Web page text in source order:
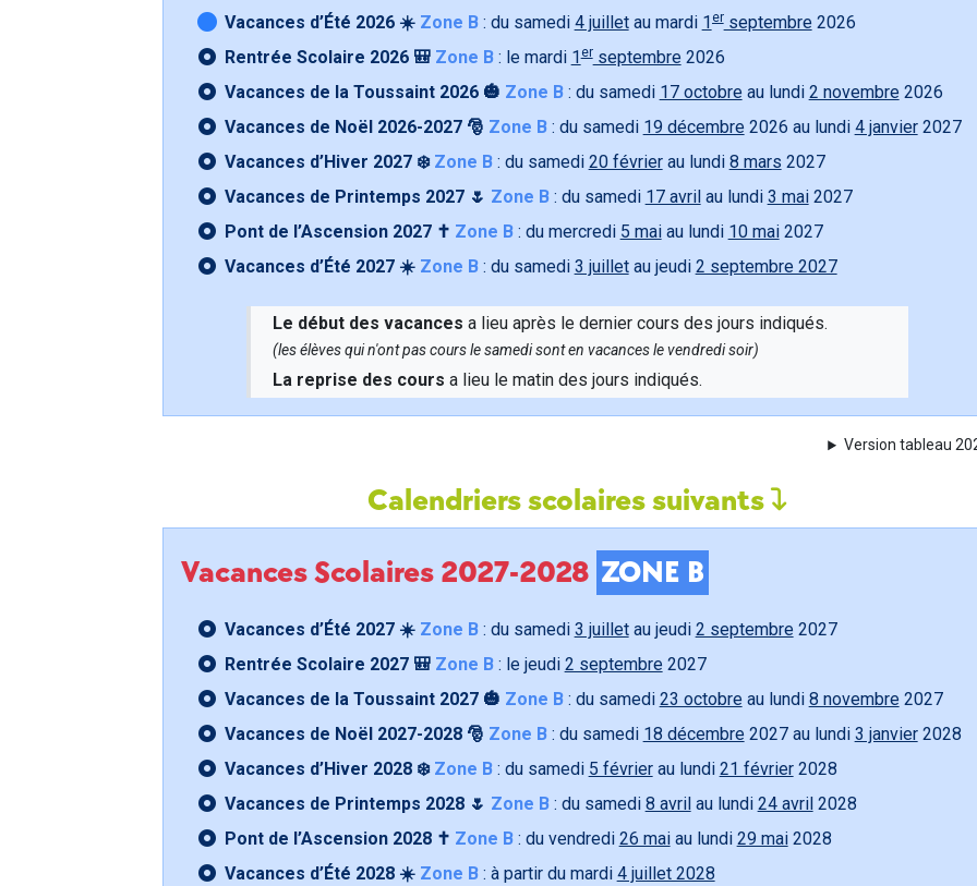
Vacances d’Été 2026 ☀️ Zone B: du samedi 4 juilletau mardi 1 erseptembre 2026
Rentrée Scolaire 2026 🎒 Zone B: le mardi 1erseptembre 2026
Vacances de la Toussaint 2026 🎃 Zone B: du samedi 17 octobre au lundi 2 novembre 2026
Vacances de Noël 2026-2027 🎅 Zone B: du samedi 19 décembre 2026 au lundi 4 janvier2027
Vacances d’Hiver 2027 ❄️ Zone B: du samedi 20 févrierau lundi 8 mars 2027
Vacances de Printemps 2027 🌷 Zone B: du samedi 17 avril au lundi 3 mai2027
Pont de l’Ascension 2027 ✝️ Zone B: du mercredi 5 maiau lundi 10 mai2027
Vacances d’Été 2027 ☀️ Zone B: du samedi 3 juilletau jeudi 2 septembre 2027
Le début des vacances a lieu après le dernier cours des jours indiqués.
(les élèves qui n'ont pas cours le samedi sont en vacances le vendredi soir)
La reprise des cours a lieu le matin des jours indiqués.
Version tableau
Calendriers scolaires suivants
Vacances Scolaires 2027-2028 ZONE B
Vacances d’Été 2027 ☀️ Zone B: du samedi 3 juilletau jeudi 2 septembre 2027
Rentrée Scolaire 2027 🎒 Zone B: le jeudi 2 septembre 2027
Vacances de la Toussaint 2027 🎃 Zone B: du samedi 23 octobre au lundi 8 novembre 2027
Vacances de Noël 2027-2028 🎅 Zone B: du samedi 18 décembre 2027 au lundi 3 janvier2028
Vacances d’Hiver 2028 ❄️ Zone B: du samedi 5 févrierau lundi 21 février2028
Vacances de Printemps 2028 🌷 Zone B: du samedi 8 avril au lundi 24 avril 2028
Pont de l’Ascension 2028 ✝️ Zone B: du vendredi 26 maiau lundi 29 mai2028
Vacances d’Été 2028 ☀️ Zone B: à partir du mardi 4 juillet 2028